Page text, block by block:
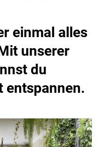
einmal alles
unserer
du
entspannen.